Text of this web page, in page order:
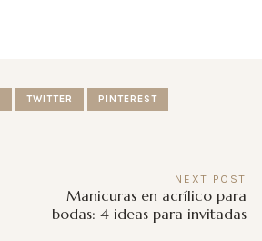
TWITTER PINTEREST
NEXT POST
Manicuras en acrílico para
bodas: 4 ideas para invitadas